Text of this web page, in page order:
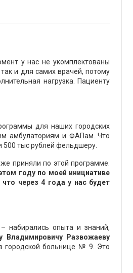
у нас не укомплектованы
и для самих врачей, потому
нагрузка. Пациенту
для наших городских
амбулаториям и ФАПам. Что
500 тыс рублей фельдшеру.
приняли по этой программе.
году по моей инициативе
через 4 года у нас будет
набирались опыта и знаний,
Владимировичу Развожаеву
городской больнице № 9. Это